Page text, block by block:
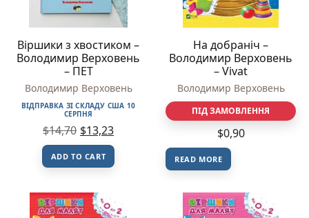
Вiршики з хвостиком –
Володимир Верховень
– ПЕТ
Володимир Верховень
ВІДПРАВКА ЗІ СКЛАДУ США 10
СЕРПНЯ
$14,70 $13,23
ADD TO CART
На добраніч –
Володимир Верховень
– Vivat
Володимир Верховень
ПІД ЗАМОВЛЕННЯ
$0,90
READ MORE